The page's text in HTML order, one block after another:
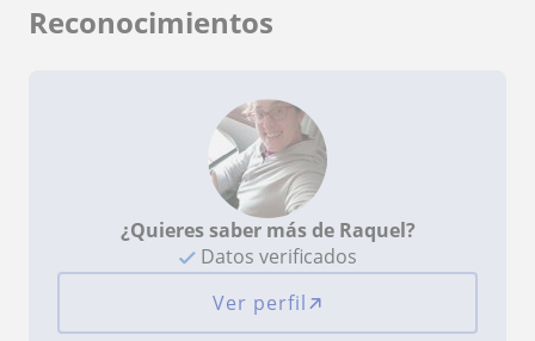
Reconocimientos
¿Quieres saber más de Raquel?
Datos verificados
Ver perfil